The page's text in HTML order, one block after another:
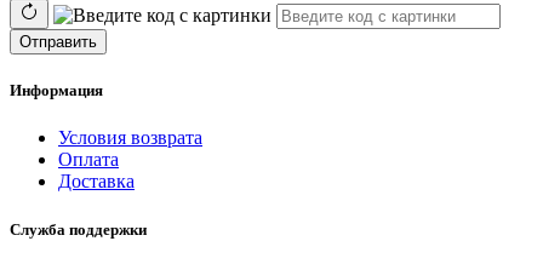
Отправить
Информация
Условия возврата
Оплата
Доставка
Служба поддержки